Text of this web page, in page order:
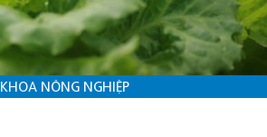
KHOA NÔNG NGHIỆP